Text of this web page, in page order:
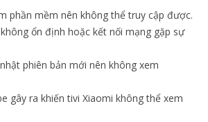
phần mềm nên không thể truy cập được.
ổn định hoặc kết nối mạng gặp sự
phiên bản mới nên không xem
gây ra khiến tivi Xiaomi không thể xem